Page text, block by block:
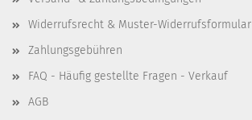
Widerrufsrecht & Muster-Widerrufsformular
Zahlungsgebühren
FAQ - Häufig gestellte Fragen - Verkauf
AGB